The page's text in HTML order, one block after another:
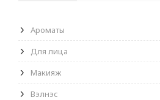
Ароматы
Для лица
Макияж
Вэлнэс